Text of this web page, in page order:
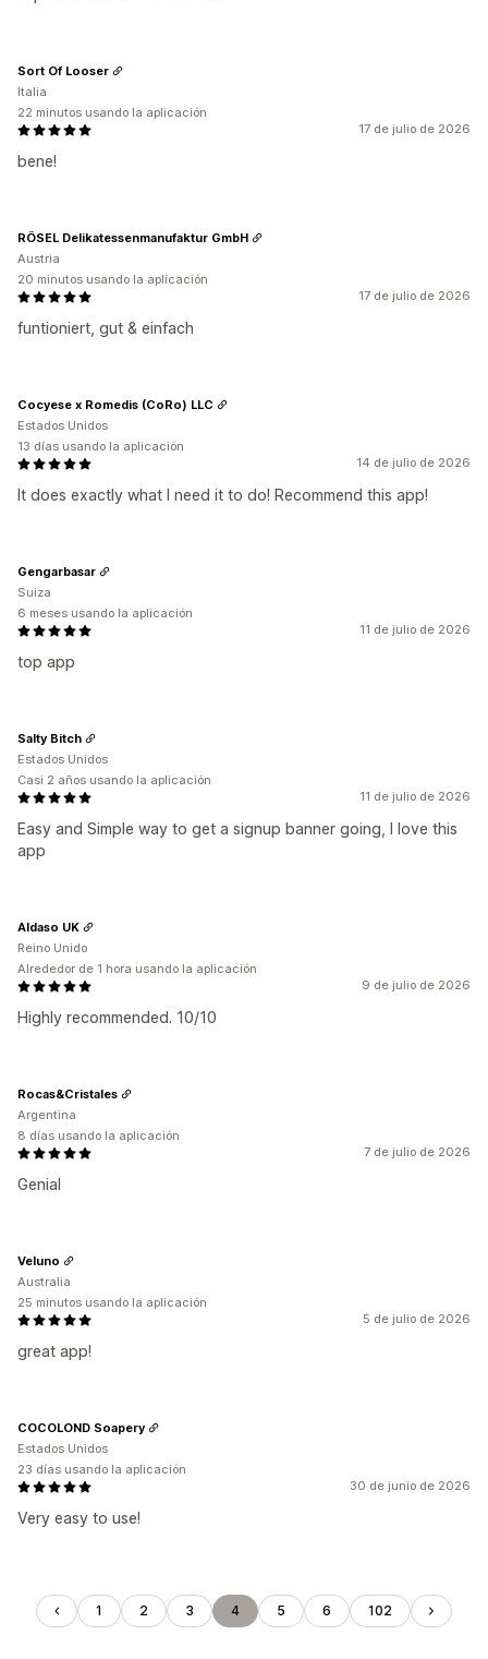
17 de julio de 2026
bene!
Sort Of Looser
Italia
22 minutos usando la aplicación
17 de julio de 2026
funtioniert, gut & einfach
RÖSEL Delikatessenmanufaktur GmbH
Austria
20 minutos usando la aplicación
14 de julio de 2026
It does exactly what I need it to do! Recommend this app!
Cocyese x Romedis (CoRo) LLC
Estados Unidos
13 días usando la aplicación
11 de julio de 2026
top app
Gengarbasar
Suiza
6 meses usando la aplicación
11 de julio de 2026
Easy and Simple way to get a signup banner going, I love this
app
Salty Bitch
Estados Unidos
Casi 2 años usando la aplicación
9 de julio de 2026
Highly recommended. 10/10
Aldaso UK
Reino Unido
Alrededor de 1 hora usando la aplicación
7 de julio de 2026
Genial
Rocas&Cristales
Argentina
8 días usando la aplicación
5 de julio de 2026
great app!
Veluno
Australia
25 minutos usando la aplicación
30 de junio de 2026
Very easy to use!
COCOLOND Soapery
Estados Unidos
23 días usando la aplicación
1 2 3 4 5 6 102